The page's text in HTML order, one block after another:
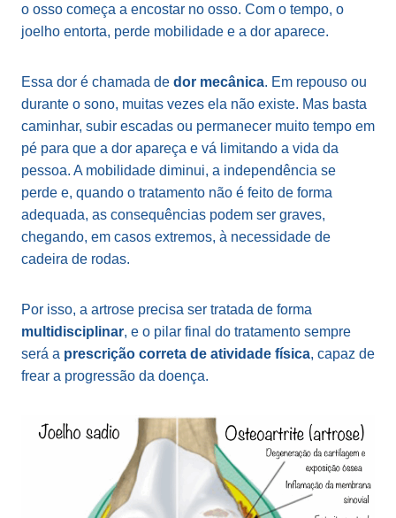
o osso começa a encostar no osso. Com o tempo, o
joelho entorta, perde mobilidade e a dor aparece.
Essa dor é chamada de dor mecânica. Em repouso ou
durante o sono, muitas vezes ela não existe. Mas basta
caminhar, subir escadas ou permanecer muito tempo em
pé para que a dor apareça e vá limitando a vida da
pessoa. A mobilidade diminui, a independência se
perde e, quando o tratamento não é feito de forma
adequada, as consequências podem ser graves,
chegando, em casos extremos, à necessidade de
cadeira de rodas.
Por isso, a artrose precisa ser tratada de forma
multidisciplinar, e o pilar final do tratamento sempre
será a prescrição correta de atividade física, capaz de
frear a progressão da doença.